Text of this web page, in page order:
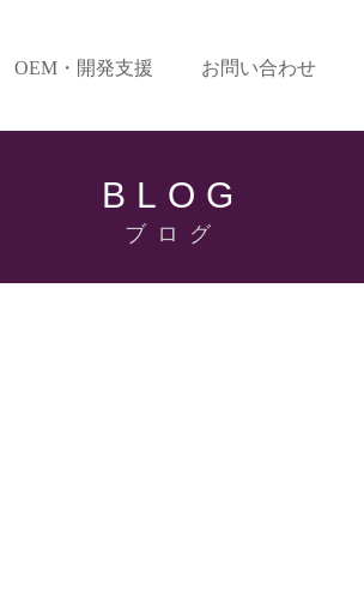
OEM・開発支援 お問い合わせ
BLOG
ブログ